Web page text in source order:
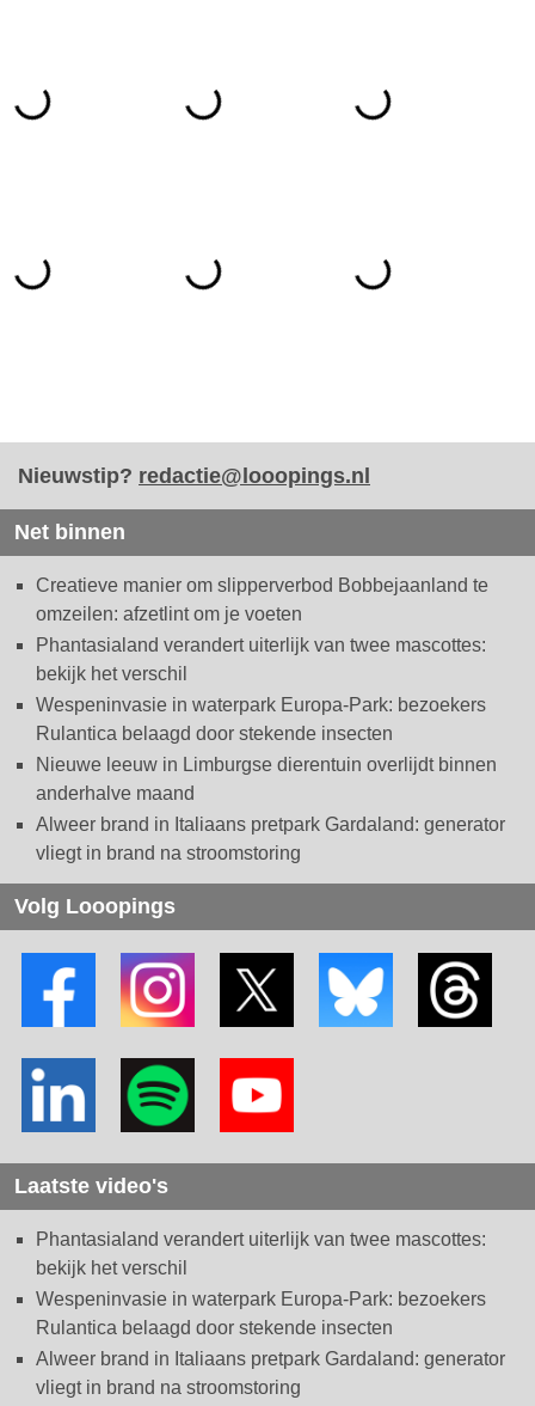
Nieuwstip? redactie@looopings.nl
Net binnen
Creatieve manier om slipperverbod Bobbejaanland te
omzeilen: afzetlint om je voeten
Phantasialand verandert uiterlijk van twee mascottes:
bekijk het verschil
Wespeninvasie in waterpark Europa-Park: bezoekers
Rulantica belaagd door stekende insecten
Nieuwe leeuw in Limburgse dierentuin overlijdt binnen
anderhalve maand
Alweer brand in Italiaans pretpark Gardaland: generator
vliegt in brand na stroomstoring
Volg Looopings
Laatste video's
Phantasialand verandert uiterlijk van twee mascottes:
bekijk het verschil
Wespeninvasie in waterpark Europa-Park: bezoekers
Rulantica belaagd door stekende insecten
Alweer brand in Italiaans pretpark Gardaland: generator
vliegt in brand na stroomstoring